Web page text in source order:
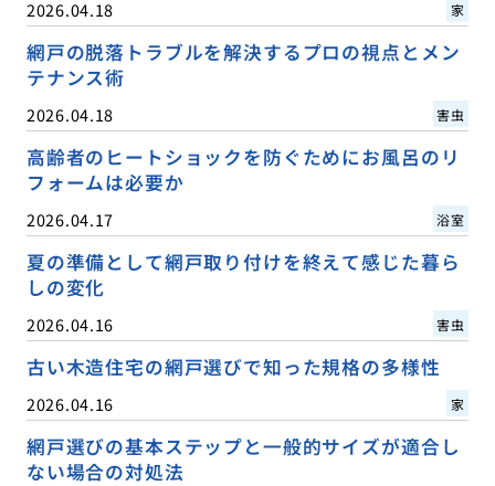
2026.04.18 家
網戸の脱落トラブルを解決するプロの視点とメン
テナンス術
2026.04.18 害虫
高齢者のヒートショックを防ぐためにお風呂のリ
フォームは必要か
2026.04.17 浴室
夏の準備として網戸取り付けを終えて感じた暮ら
しの変化
2026.04.16 害虫
古い木造住宅の網戸選びで知った規格の多様性
2026.04.16 家
網戸選びの基本ステップと一般的サイズが適合し
ない場合の対処法